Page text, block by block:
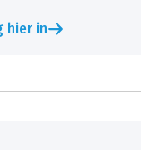
hier in